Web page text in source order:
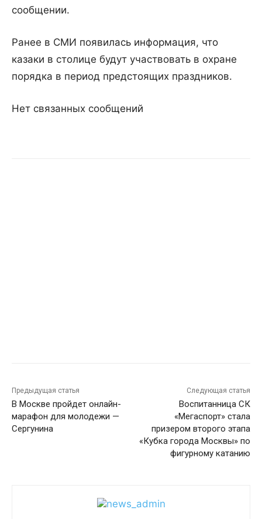
сообщении.
Ранее в СМИ появилась информация, что
казаки в столице будут участвовать в охране
порядка в период предстоящих праздников.
Нет связанных сообщений
Предыдущая статья
В Москве пройдет онлайн-
марафон для молодежи —
Сергунина
Следующая статья
Воспитанница СК
«Мегаспорт» стала
призером второго этапа
«Кубка города Москвы» по
фигурному катанию